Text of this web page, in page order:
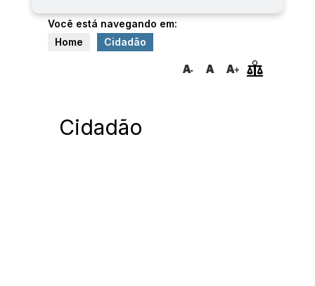
Você está navegando em:
Home
Cidadão
Cidadão